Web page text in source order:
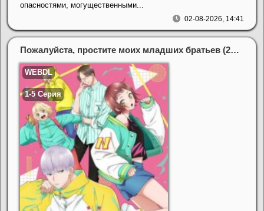
02-08-2026, 14:41
опасностями, могущественными...
Пожалуйста, простите моих младших братьев (2026)